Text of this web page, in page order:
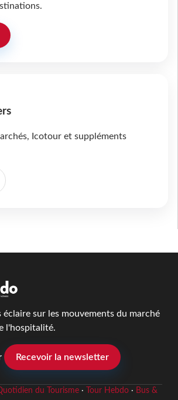
Icotour et suppléments
éclaire sur les mouvements du marché
l'hospitalité.
Recevoir la newsletter
du Tourisme· Tour Hebdo· Bus &